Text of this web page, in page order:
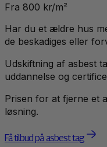
Fra 800 kr/m²
Har du et ældre hus
de beskadiges eller
Udskiftning af asbest
uddannelse og
Prisen for at fjerne et
løsning.
Få tilbud på asbest tag